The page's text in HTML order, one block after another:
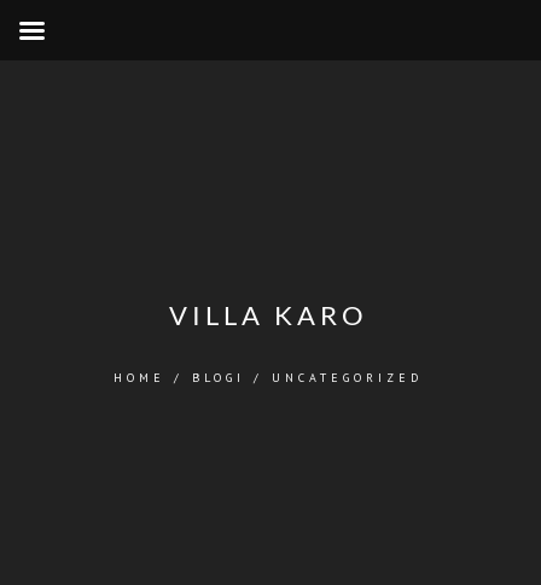
VILLA KARO
HOME / BLOGI / UNCATEGORIZED